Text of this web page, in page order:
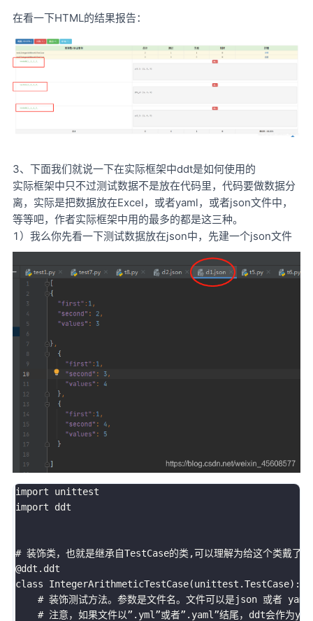
在看一下HTML的结果报告：
3、下面我们就说一下在实际框架中ddt是如何使用的
实际框架中只不过测试数据不是放在代码里，代码要做数据分
离，实际是把数据放在Excel，或者yaml，或者json文件中，
等等吧，作者实际框架中用的最多的都是这三种。
1）我么你先看一下测试数据放在json中，先建一个json文件
import
import ddt
# 装饰类，也就是继承自TestCase的类,可以理解为给这个类戴了
@ddt .
class
IntegerArithmeticTestCase(unittest .TestCase) :
# 装饰测试方法。参数是文件名。文件可以是json 或者 yaml
# 注意，如果文件以”.yml”或者”.yaml”结尾，ddt会作为